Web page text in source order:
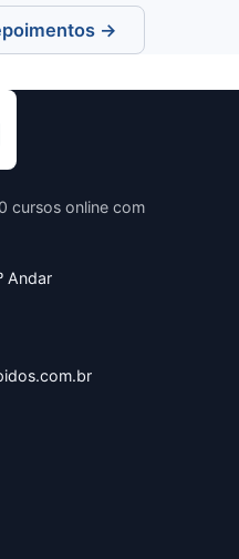
→
cursos online com
Andar